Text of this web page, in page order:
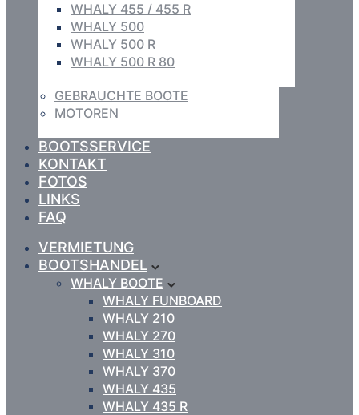
WHALY 455 / 455 R
WHALY 500
WHALY 500 R
WHALY 500 R 80
GEBRAUCHTE BOOTE
MOTOREN
BOOTSSERVICE
KONTAKT
FOTOS
LINKS
FAQ
VERMIETUNG
BOOTSHANDEL
WHALY BOOTE
WHALY FUNBOARD
WHALY 210
WHALY 270
WHALY 310
WHALY 370
WHALY 435
WHALY 435 R